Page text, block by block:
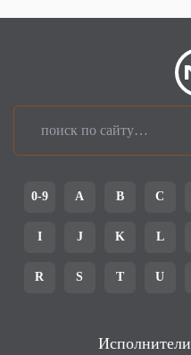
0-9 A B C
I J K L
R S T U
Исполнители